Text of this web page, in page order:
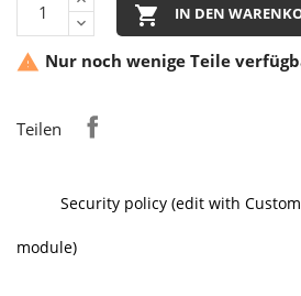
 IN DEN
 Nur noch wenige Teile
Teilen
Security policy (edit with
module)